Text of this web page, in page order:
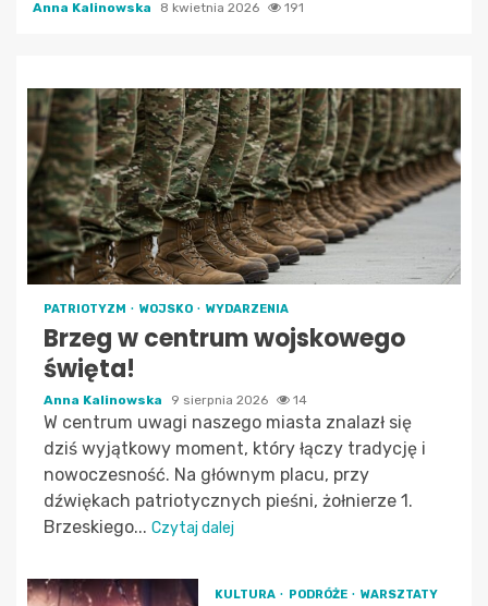
Anna Kalinowska 8 kwietnia 2026 191
PATRIOTYZM WOJSKO WYDARZENIA
Brzeg w centrum wojskowego
święta!
Anna Kalinowska 9 sierpnia 2026 14
W centrum uwagi naszego miasta znalazł się
dziś wyjątkowy moment, który łączy tradycję i
nowoczesność. Na głównym placu, przy
dźwiękach patriotycznych pieśni, żołnierze 1.
Brzeskiego... Czytaj dalej
KULTURA PODRÓŻE WARSZTATY